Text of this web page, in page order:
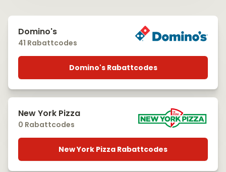
Domino's
41 Rabattcodes
Domino's Rabattcodes
New York Pizza
0 Rabattcodes
New York Pizza Rabattcodes